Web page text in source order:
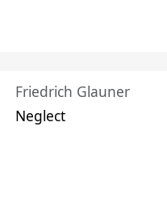
Friedrich Glauner
Neglect